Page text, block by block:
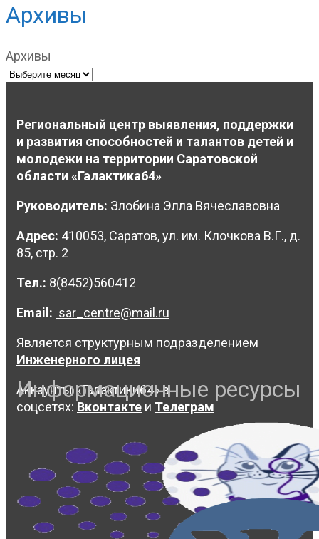
Архивы
Архивы
Региональный центр выявления, поддержки
и развития способностей и талантов детей и
молодежи на территории Саратовской
области «Галактика64»
Руководитель: Злобина Элла Вячеславовна
Адрес: 410053, Саратов, ул. им. Клочкова В.Г., д.
85, стр. 2
Тел.: 8(8452)560412
Email: sar_centre@mail.ru
Является структурным подразделением
Инженерного лицея
Аккаунты «Галактики64» в
соцсетях: Вконтакте и Телеграм
Информационные ресурсы